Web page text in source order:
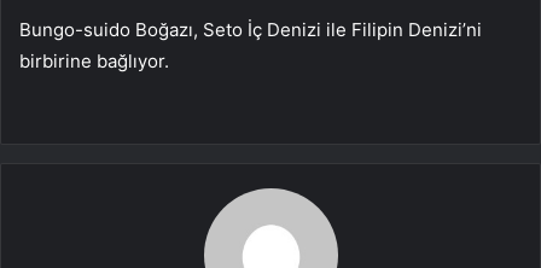
Bungo-suido Boğazı, Seto İç Denizi ile Filipin Denizi’ni
birbirine bağlıyor.